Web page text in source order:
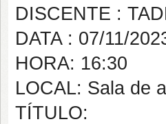
DISCENTE :
DATA : 07/11/
HORA: 16:30
LOCAL: Sala de
TÍTULO: